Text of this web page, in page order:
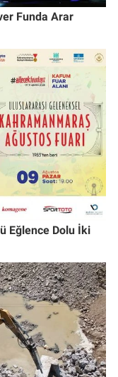
Funda Arar
Eğlence Dolu İki